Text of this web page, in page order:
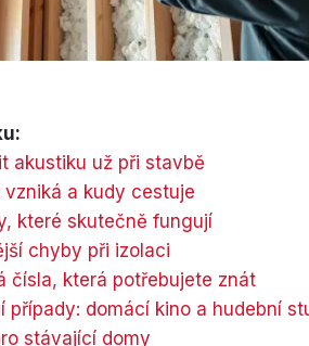
akustiku už při stavbě
vzniká a kudy cestuje
které skutečně fungují
chyby při izolaci
čísla, která potřebujete znát
případy: domácí kino a hudební
stávající domy